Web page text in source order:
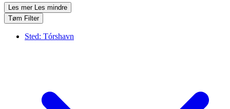
Les mer Les mindre
Tøm Filter
Sted: Tórshavn